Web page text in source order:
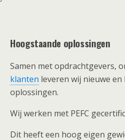
Hoogstaande oplossingen
Samen met opdrachtgevers,
klanten leveren wij nieuwe
oplossingen.
Wij werken met PEFC
Dit heeft een hoog eigen